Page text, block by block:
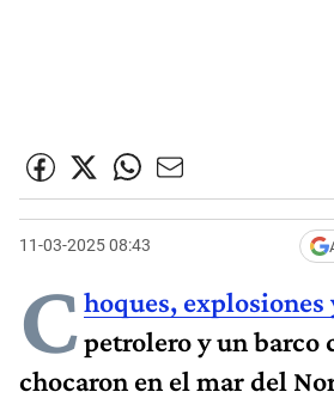
11-03-2025 08:43
Choques, explosiones
petrolero y un barco
chocaron en el mar del